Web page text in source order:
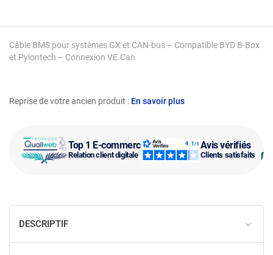
Top 1 E-commerce
Relation client digitale
Avis vérifiés
Clients satisfaits
Reprise de votre ancien produit : En savoir plus
Câble BMS pour systèmes GX et CAN-bus – Compatible BYD B-Box
et Pylontech – Connexion VE.Can
DESCRIPTIF